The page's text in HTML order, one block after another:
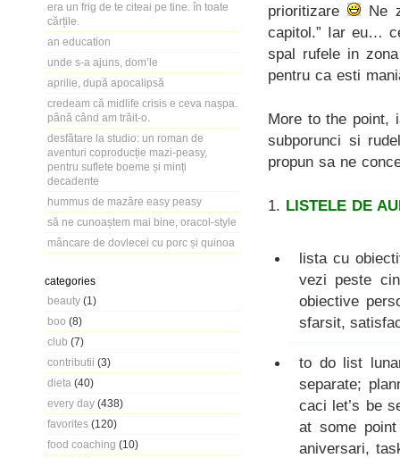
era un frig de te citeai pe tine. în toate
cărțile.
an education
unde s-a ajuns, dom’le
aprilie, după apocalipsă
credeam că midlife crisis e ceva nașpa.
până când am trăit-o.
desfătare la studio: un roman de
aventuri coproducție mazi-peasy,
pentru suflete boeme și minți
decadente
hummus de mazăre easy peasy
să ne cunoaștem mai bine, oracol-style
mâncare de dovlecei cu porc și quinoa
categories
beauty (1)
boo (8)
club (7)
contributii (3)
dieta (40)
every day (438)
favorites (120)
food coaching (10)
prioritizare
Ne
capitol.” Iar eu…
spal rufele in
pentru ca esti
More to the point,
subporunci si
propun sa ne
1. LISTELE DE
lista cu
vezi peste
obiective
sfarsit,
to do list
separate;
caci let’s be
at some
aniversari,